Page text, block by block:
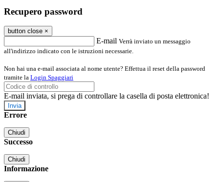
Recupero password
button close ×
E-mail Verrà inviato un messaggio
all'indirizzo indicato con le istruzioni necessarie.
Non hai una e-mail associata al nome utente? Effettua il reset della password
tramite la Login Spaggiari
E-mail inviata, si prega di controllare la casella di posta elettronica!
Errore
Chiudi
Successo
Chiudi
Informazione